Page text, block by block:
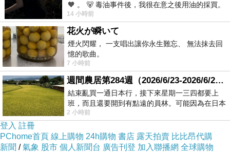
中教材選文為基礎，也包含魯迅、賴和、琦君、
紀弦等現代文學作家作品，甚至也巧妙融合古典
與現代，如第8、9題的閱讀文本中，就以「孤
獨」意象，加上傳統太極圖騰闡釋，產生新意；
整分試卷閱讀理解為重，難易度算中間偏易。入
闈的試考生指出，題目取材有30篇古文，也有字
義判斷比較等，其中第5題考有關儒墨思想，則
是把一般大樓名稱「歸仁堂」、「兼愛樓」納
入，感覺新穎；總評考題生活化，也結合時事，
引導考生多理解思考，難度算中間偏易。而大考
🧡 。 🐻 毒油事件後，我很在意之後用油的採買。
前天購買了我之前就很愛
14 小時前
花火が瞬いて
煙火閃耀， 一支唱出讓你永生難忘、 無法抹去回
憶的歌曲。
7 小時前
週間農居第284週（2026/6/23-2026/6/24) 夏至 金黃稻浪洋溢豐收喜悅
結束亂買一通日本行，接下來星期一三四都要上
班，而且還要開到有點遠的員林。可能因為在日本
花不少錢，星期一出門上班時，心裡沒有一
2 小時前
登入 註冊
PChome首頁 線上購物 24h購物 書店 露天拍賣 比比昂代購
新聞 /氣象 股市 個人新聞台 廣告刊登 加入聯播網 全球購物